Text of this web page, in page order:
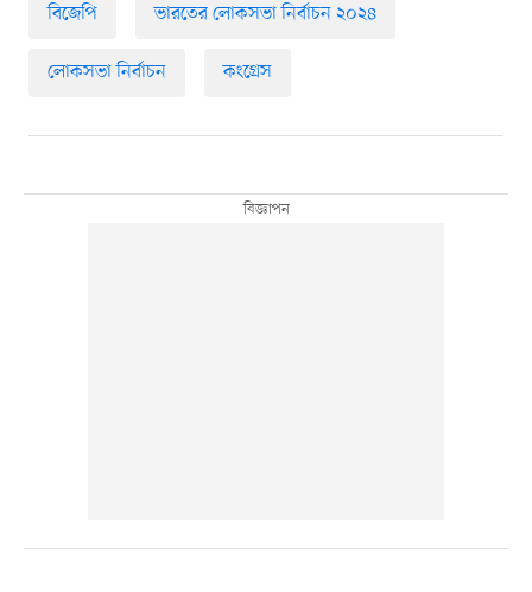
বিজেপি ভারতের লোকসভা নির্বাচন ২০২৪
লোকসভা নির্বাচন কংগ্রেস